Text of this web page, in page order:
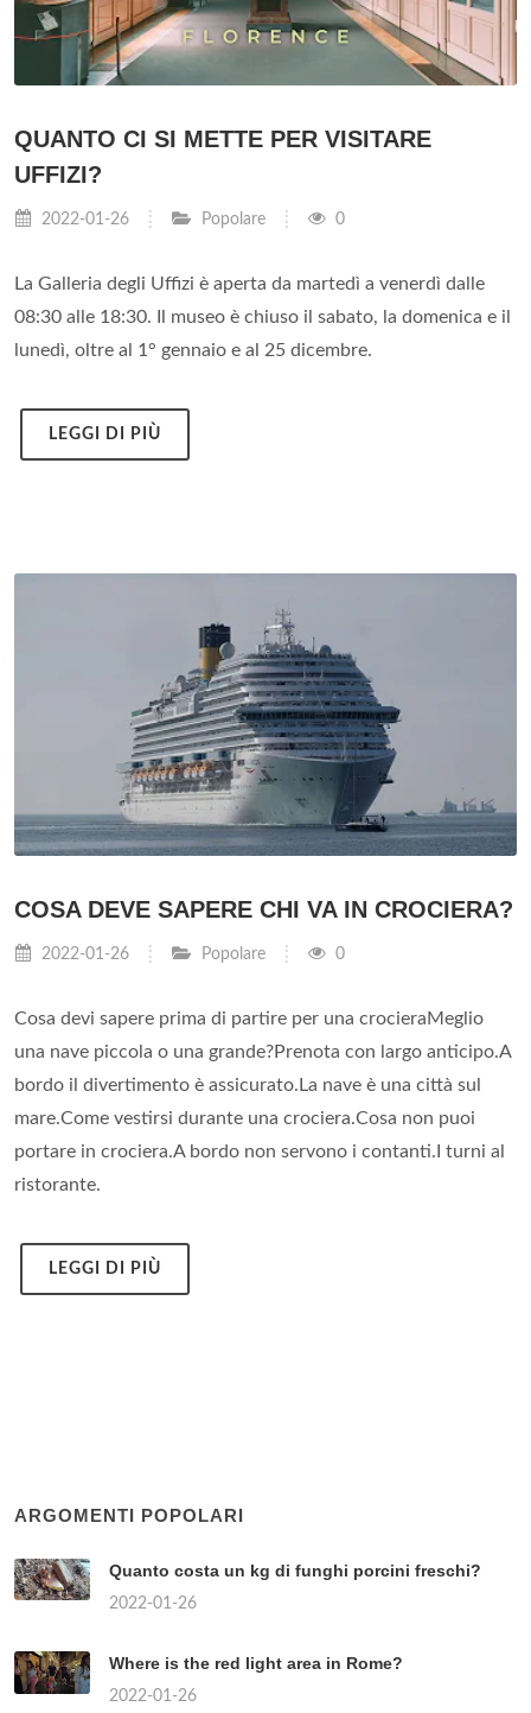
QUANTO CI SI METTE PER VISITARE
UFFIZI?
2022-01-26 Popolare 0
La Galleria degli Uffizi è aperta da martedì a venerdì dalle
08:30 alle 18:30. Il museo è chiuso il sabato, la domenica e il
lunedì, oltre al 1° gennaio e al 25 dicembre.
LEGGI DI PIÙ
COSA DEVE SAPERE CHI VA IN CROCIERA?
2022-01-26 Popolare 0
Cosa devi sapere prima di partire per una crocieraMeglio
una nave piccola o una grande?Prenota con largo anticipo.A
bordo il divertimento è assicurato.La nave è una città sul
mare.Come vestirsi durante una crociera.Cosa non puoi
portare in crociera.A bordo non servono i contanti.I turni al
ristorante.
LEGGI DI PIÙ
ARGOMENTI POPOLARI
Quanto costa un kg di funghi porcini freschi?
2022-01-26
Where is the red light area in Rome?
2022-01-26